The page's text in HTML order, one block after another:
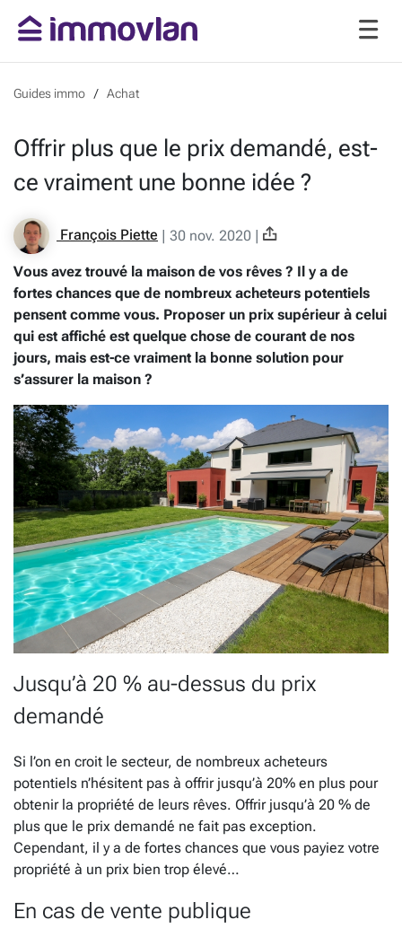
Guides immo Achat
Offrir plus que le prix demandé, est-
ce vraiment une bonne idée ?
François Piette | 30 nov. 2020 |
Vous avez trouvé la maison de vos rêves ? Il y a de
fortes chances que de nombreux acheteurs potentiels
pensent comme vous. Proposer un prix supérieur à celui
qui est affiché est quelque chose de courant de nos
jours, mais est-ce vraiment la bonne solution pour
s’assurer la maison ?
Jusqu’à 20 % au-dessus du prix
demandé
Si l’on en croit le secteur, de nombreux acheteurs
potentiels n’hésitent pas à offrir jusqu’à 20% en plus pour
obtenir la propriété de leurs rêves. Offrir jusqu’à 20 % de
plus que le prix demandé ne fait pas exception.
Cependant, il y a de fortes chances que vous payiez votre
propriété à un prix bien trop élevé…
En cas de vente publique